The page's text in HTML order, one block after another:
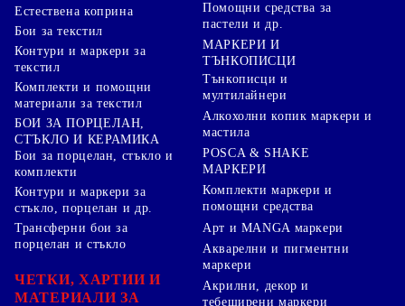
Естествена коприна
Бои за текстил
Контури и маркери за
текстил
Комплекти и помощни
материали за текстил
БОИ ЗА ПОРЦЕЛАН,
СТЪКЛО И КЕРАМИКА
Бои за порцелан, стъкло и
комплекти
Контури и маркери за
стъкло, порцелан и др.
Трансферни бои за
порцелан и стъкло
ЧЕТКИ, ХАРТИИ И
МАТЕРИАЛИ ЗА
Помощни средства за
пастели и др.
МАРКЕРИ И
ТЪНКОПИСЦИ
Тънкописци и
мултилайнери
Алкохолни копик маркери и
мастила
POSCA & SHAKE
МАРКЕРИ
Комплекти маркери и
помощни средства
Арт и MANGA маркери
Акварелни и пигментни
маркери
Акрилни, декор и
тебеширени маркери